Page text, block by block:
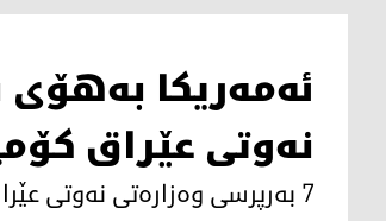
ئه‌مه‌ریكا به‌هۆی
نه‌وتی عێراق
7 به‌رپرسی وه‌زاره‌تی نه‌وتی عێراق به‌رتیله‌كه‌یان وه‌رگرتووه‌